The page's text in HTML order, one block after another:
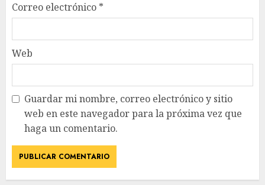
Correo electrónico *
Web
Guardar mi nombre, correo electrónico y sitio
web en este navegador para la próxima vez que
haga un comentario.